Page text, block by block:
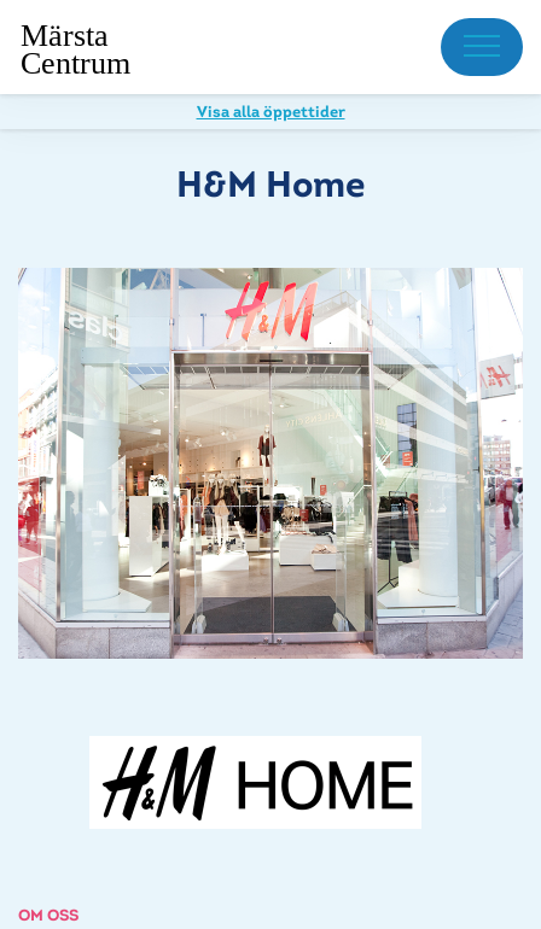
Meny
Visa alla öppettider
H&M Home
OM OSS